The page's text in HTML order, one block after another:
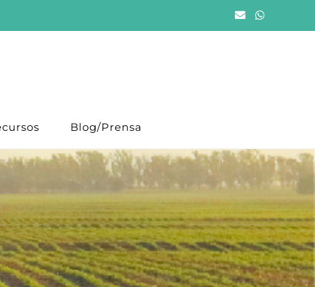
Blog/Prensa